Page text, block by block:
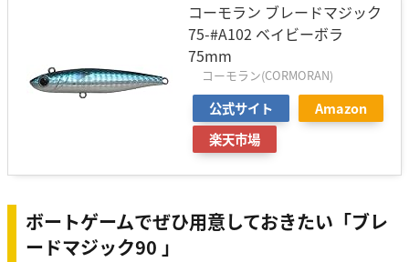
コーモラン ブレードマジック
75-#A102 ベイビーボラ
75mm
コーモラン(CORMORAN)
公式サイト
Amazon
楽天市場
ボートゲームでぜひ用意しておきたい「ブレ
ードマジック90 」